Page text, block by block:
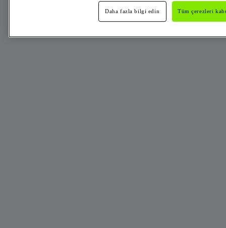
Tüm çerezleri
Daha fazla bilgi edin